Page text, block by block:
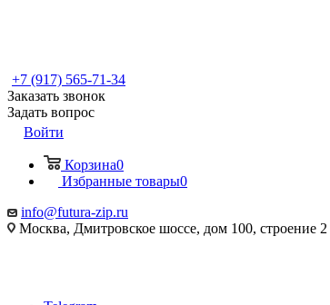
+7 (917) 565-71-34
Заказать звонок
Задать вопрос
Войти
Корзина0
Избранные товары0
info@futura-zip.ru
Москва, Дмитровское шоссе, дом 100, строение 2